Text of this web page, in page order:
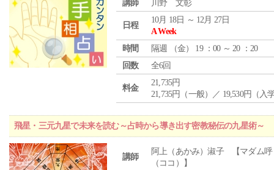
講師 川野 文彰
日程
10月 18日 ～ 12月 27日
A Week
時間
隔週 （金） 19 ：00 ～ 20 ：20
回数
全6回
料金
21,735円
21,735円（一般）／ 19,530円（入
飛星・三元九星で未来を読む～占時から導き出す密教秘伝の九星術～
講師
阿上（あかみ）淑子 【マダム呼
（ココ）】